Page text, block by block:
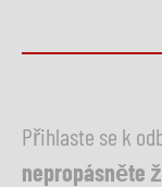
Přihlaste se k
nepropásněte